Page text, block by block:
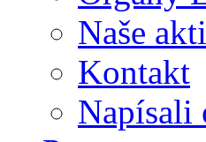
Naše
Kontakt
Napísali